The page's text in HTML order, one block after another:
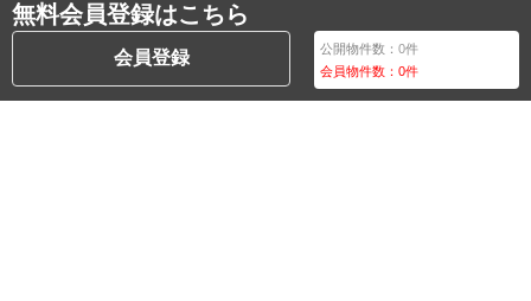
無料会員登録はこちら
会員登録 公開物件数：0件
会員物件数：0件